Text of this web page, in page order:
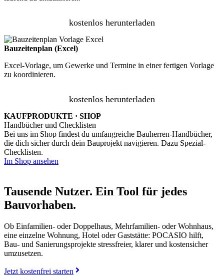
kostenlos herunterladen
Bauzeitenplan (Excel)
Excel-Vorlage, um Gewerke und Termine in einer fertigen Vorlage
zu koordinieren.
kostenlos herunterladen
KAUFPRODUKTE · SHOP
Handbücher und Checklisten
Bei uns im Shop findest du umfangreiche Bauherren-Handbücher,
die dich sicher durch dein Bauprojekt navigieren. Dazu Spezial-
Checklisten.
Im Shop ansehen
Tausende Nutzer. Ein Tool für jedes
Bauvorhaben.
Ob Einfamilien- oder Doppelhaus, Mehrfamilien- oder Wohnhaus,
eine einzelne Wohnung, Hotel oder Gaststätte: POCASIO hilft,
Bau- und Sanierungsprojekte stressfreier, klarer und kostensicher
umzusetzen.
Jetzt kostenfrei starten